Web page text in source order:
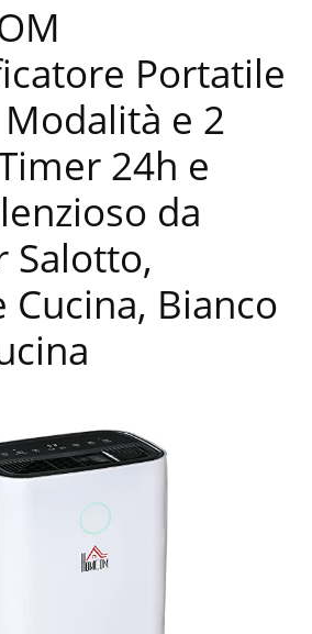
Portatile
e 2
24h e
da
Salotto,
Cucina, Bianco